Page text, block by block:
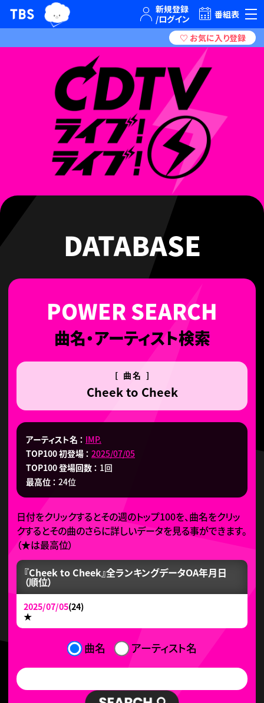
TBSテレビ｜ときめくときを。
TBSグループキャラクター『ワクティ』
番組表
DATABASE
曲名・アーティスト検索
[ 曲名 ]
Cheek to Cheek
アーティスト名
IMP.
TOP100 初登場
2025/07/05
TOP100 登場回数
1回
最高位
24位
日付をクリックするとその週のトップ100を、曲名をクリッ
クするとその曲のさらに詳しいデータを見る事ができます。
（★は最高位）
『Cheek to Cheek』全ランキングデータOA年月日
（順位）
2025/07/05(24)
★
曲名 アーティスト名